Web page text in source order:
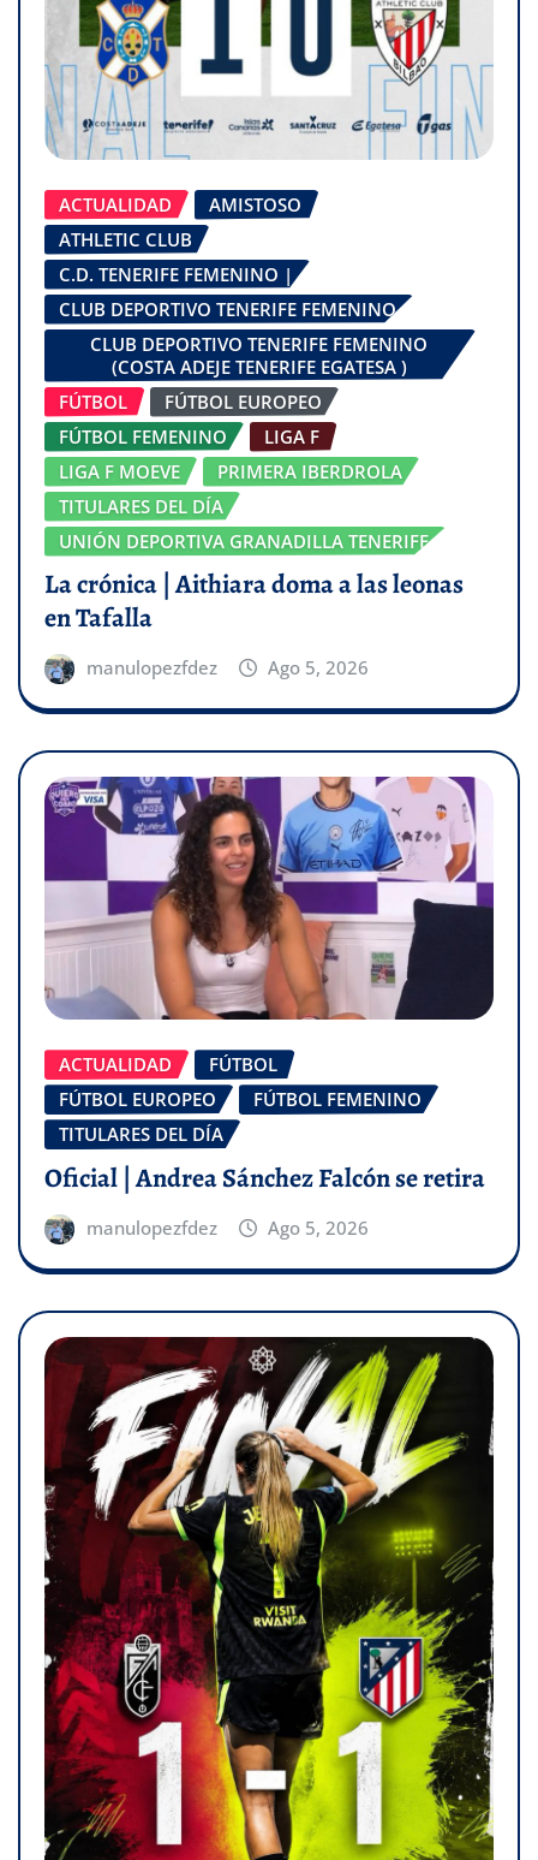
ACTUALIDAD
AMISTOSO
ATHLETIC CLUB
C.D. TENERIFE FEMENINO |
CLUB DEPORTIVO TENERIFE FEMENINO
CLUB DEPORTIVO TENERIFE FEMENINO
(COSTA ADEJE TENERIFE EGATESA )
FÚTBOL
FÚTBOL EUROPEO
FÚTBOL FEMENINO
LIGA F
LIGA F MOEVE
PRIMERA IBERDROLA
TITULARES DEL DÍA
UNIÓN DEPORTIVA GRANADILLA TENERIFE
La crónica | Aithiara doma a las leonas
en Tafalla
manulopezfdez Ago 5, 2026
ACTUALIDAD
FÚTBOL
FÚTBOL EUROPEO
FÚTBOL FEMENINO
TITULARES DEL DÍA
Oficial | Andrea Sánchez Falcón se retira
manulopezfdez Ago 5, 2026